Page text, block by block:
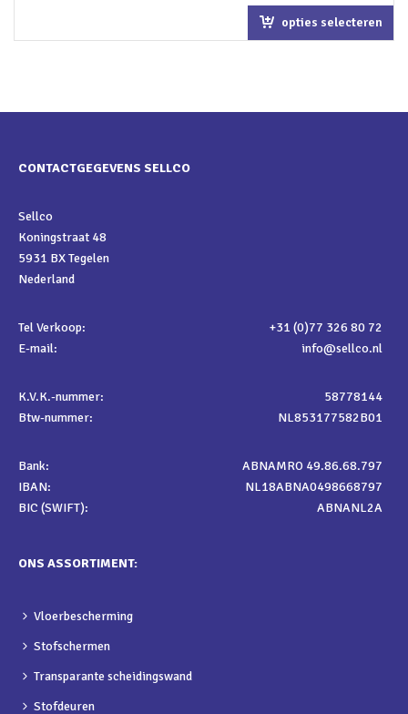
opties selecteren
CONTACTGEGEVENS SELLCO
Sellco
Koningstraat 48
5931 BX Tegelen
Nederland
Tel Verkoop:
+31 (0)77 326 80 72
E-mail:
info@sellco.nl
K.V.K.-nummer:
58778144
Btw-nummer:
NL853177582B01
Bank:
ABNAMRO 49.86.68.797
IBAN:
NL18ABNA0498668797
BIC (SWIFT):
ABNANL2A
ONS ASSORTIMENT:
Vloerbescherming
Stofschermen
Transparante scheidingswand
Stofdeuren